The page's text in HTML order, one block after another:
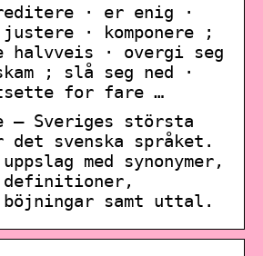
· er enig ·
justere · komponere ;
halvveis · overgi seg
; slå seg ned ·
for fare …
– Sveriges största
det svenska språket.
med synonymer,
definitioner,
samt uttal.